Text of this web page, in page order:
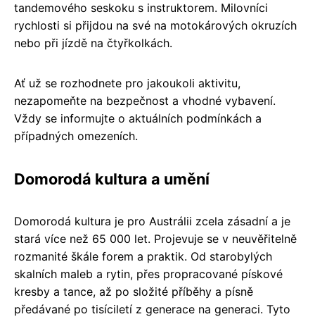
tandemového seskoku s instruktorem. Milovníci
rychlosti si přijdou na své na motokárových okruzích
nebo při jízdě na čtyřkolkách.
Ať už se rozhodnete pro jakoukoli aktivitu,
nezapomeňte na bezpečnost a vhodné vybavení.
Vždy se informujte o aktuálních podmínkách a
případných omezeních.
Domorodá kultura a umění
Domorodá kultura je pro Austrálii zcela zásadní a je
stará více než 65 000 let. Projevuje se v neuvěřitelně
rozmanité škále forem a praktik. Od starobylých
skalních maleb a rytin, přes propracované pískové
kresby a tance, až po složité příběhy a písně
předávané po tisíciletí z generace na generaci. Tyto